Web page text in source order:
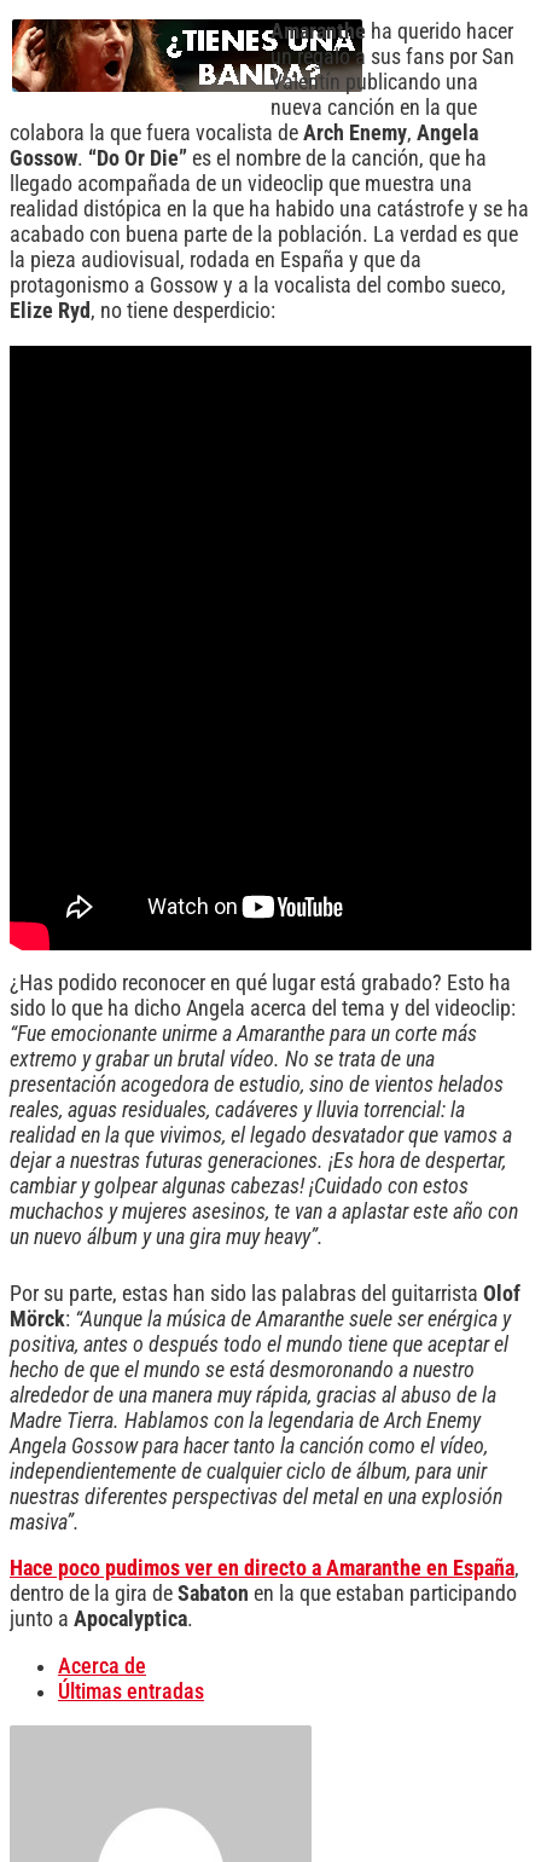
Amaranthe ha querido hacer
un regalo a sus fans por San
Valentín publicando una
nueva canción en la que
colabora la que fuera vocalista de Arch Enemy, Angela
Gossow. “Do Or Die” es el nombre de la canción, que ha
llegado acompañada de un videoclip que muestra una
realidad distópica en la que ha habido una catástrofe y se ha
acabado con buena parte de la población. La verdad es que
la pieza audiovisual, rodada en España y que da
protagonismo a Gossow y a la vocalista del combo sueco,
Elize Ryd , no tiene desperdicio:
¿Has podido reconocer en qué lugar está grabado? Esto ha
sido lo que ha dicho Angela acerca del tema y del videoclip:
“Fue emocionante unirme a Amaranthe para un corte más
extremo y grabar un brutal vídeo. No se trata de una
presentación acogedora de estudio, sino de vientos helados
reales, aguas residuales, cadáveres y lluvia torrencial: la
realidad en la que vivimos, el legado desvatador que vamos a
dejar a nuestras futuras generaciones. ¡Es hora de despertar,
cambiar y golpear algunas cabezas! ¡Cuidado con estos
muchachos y mujeres asesinos, te van a aplastar este año con
un nuevo álbum y una gira muy heavy”.
Por su parte, estas han sido las palabras del guitarrista Olof
Mörck: “Aunque la música de Amaranthe suele ser enérgica y
positiva, antes o después todo el mundo tiene que aceptar el
hecho de que el mundo se está desmoronando a nuestro
alrededor de una manera muy rápida, gracias al abuso de la
Madre Tierra. Hablamos con la legendaria de Arch Enemy
Angela Gossow para hacer tanto la canción como el vídeo,
independientemente de cualquier ciclo de álbum, para unir
nuestras diferentes perspectivas del metal en una explosión
masiva”.
Hace poco pudimos ver en directo a Amaranthe en España,
dentro de la gira de Sabaton en la que estaban participando
junto a Apocalyptica.
Acerca de
Últimas entradas